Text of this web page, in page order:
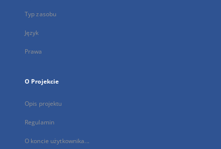
Typ zasobu
Język
Prawa
O Projekcie
Opis projektu
Regulamin
O koncie użytkownika...